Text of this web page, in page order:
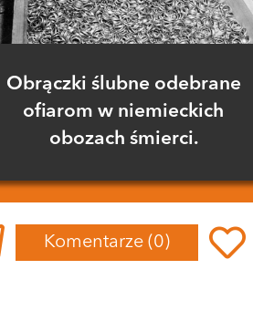
Obrączki ślubne odebrane
ofiarom w niemieckich
obozach śmierci.
Komentarze (0)